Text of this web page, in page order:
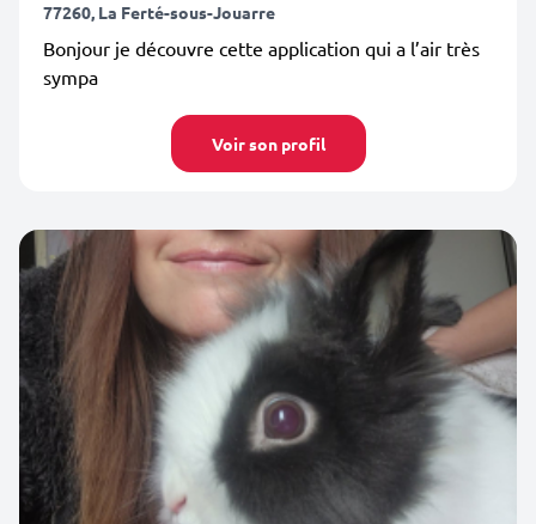
77260, La Ferté-sous-Jouarre
Bonjour je découvre cette application qui a l’air très
sympa
Voir son profil